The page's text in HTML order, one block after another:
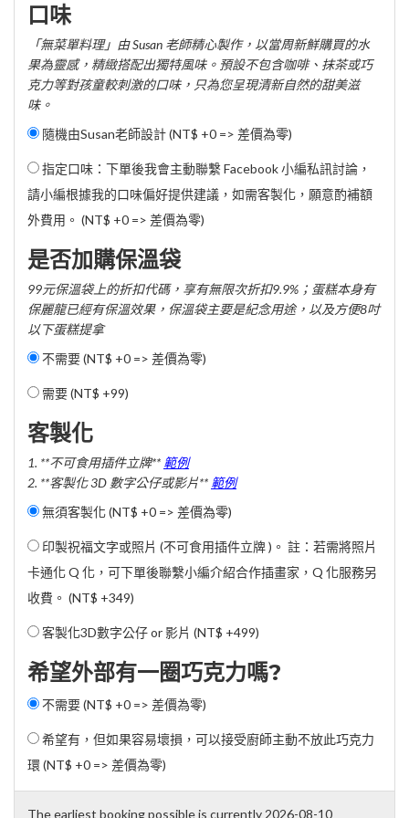
口味
「無菜單料理」由 Susan 老師精心製作，以當周新鮮購買的水
果為靈感，精緻搭配出獨特風味。預設不包含咖啡、抹茶或巧
克力等對孩童較刺激的口味，只為您呈現清新自然的甜美滋
味。
隨機由Susan老師設計 (NT$ +0 => 差價為零)
指定口味：下單後我會主動聯繫 Facebook 小編私訊討論，
請小編根據我的口味偏好提供建議，如需客製化，願意酌補額
外費用。 (NT$ +0 => 差價為零)
是否加購保溫袋
99元保溫袋上的折扣代碼，享有無限次折扣9.9%；蛋糕本身有
保麗龍已經有保溫效果，保溫袋主要是紀念用途，以及方便8吋
以下蛋糕提拿
不需要 (NT$ +0 => 差價為零)
需要 (NT$ +99)
客製化
1. **不可食用插件立牌** 範例
2. **客製化 3D 數字公仔或影片** 範例
無須客製化 (NT$ +0 => 差價為零)
印製祝福文字或照片 (不可食用插件立牌 )。 註：若需將照片
卡通化 Q 化，可下單後聯繫小編介紹合作插畫家，Q 化服務另
收費。 (NT$ +349)
客製化3D數字公仔 or 影片 (NT$ +499)
希望外部有一圈巧克力嗎?
不需要 (NT$ +0 => 差價為零)
希望有，但如果容易壞損，可以接受廚師主動不放此巧克力
環 (NT$ +0 => 差價為零)
The earliest booking possible is currently 2026-08-10